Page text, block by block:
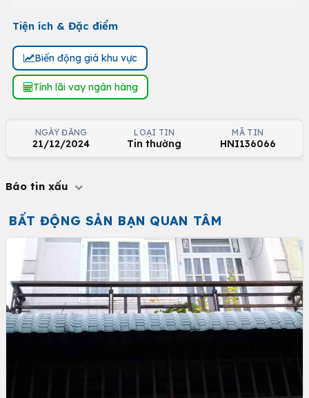
Tiện ích & Đặc điểm
Biến động giá khu vực
Tính lãi vay ngân hàng
NGÀY ĐĂNG
21/12/2024
LOẠI TIN
Tin thường
MÃ TIN
HNI136066
Báo tin xấu
BẤT ĐỘNG SẢN BẠN QUAN TÂM